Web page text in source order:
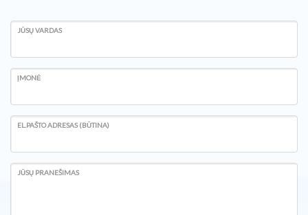
JŪSŲ VARDAS
ĮMONĖ
EL.PAŠTO ADRESAS (BŪTINA)
JŪSŲ PRANEŠIMAS